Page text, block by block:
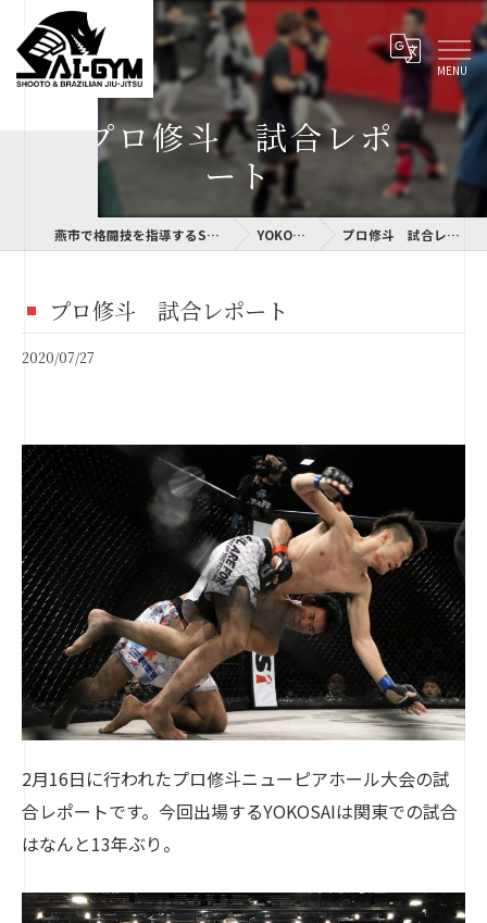
プロ修斗 試合レポ
ート
燕市で格闘技を指導するSAI-GYM YOKOLOG プロ修斗 試合レポート
プロ修斗 試合レポート
2020/07/27
2月16日に行われたプロ修斗ニューピアホール大会の試
合レポートです。今回出場するYOKOSAIは関東での試合
はなんと13年ぶり。